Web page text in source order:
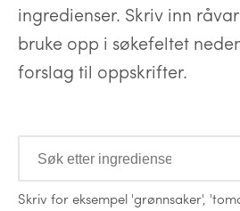
ingredienser. Skriv inn
bruke opp i søkefeltet
forslag til oppskrifter.
Ingredienser
Skriv for eksempel 'grønnsaker',